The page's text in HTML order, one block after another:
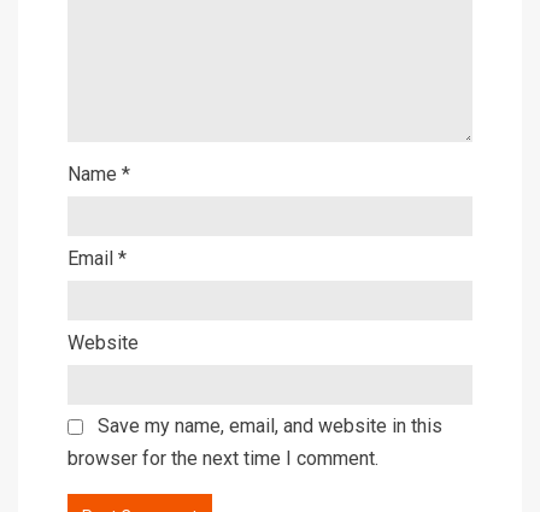
Name *
Email *
Website
Save my name, email, and website in this
browser for the next time I comment.